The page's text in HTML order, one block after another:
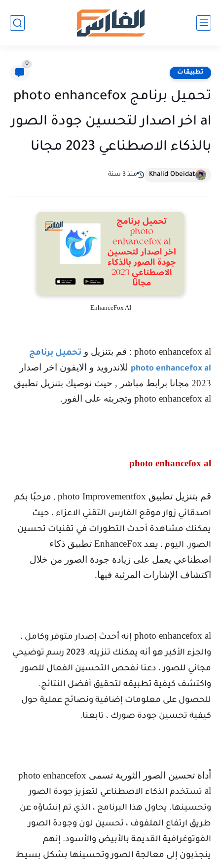
تطبيقات
0
تحميل برنامج photo enhancefox
al اخر اصدار لتحسين جودة الصور
بالذكاء الاصطناعي 2023 مجانا
Khalid Obeidat منذ 3 سنة
EnhanceFox AI
photo enhancefox al : قم بتنزيل و تحميل برنامج
photo enhancefox al للاندرويد و الايفون اخر اصدار
2023 مجانا برابط مباشر , حيث نوصيك بتنزيل تطبيق
photo enhancefox al وتجربته على الفور.
photo enhancefox al
قم بتنزيل تطبيق photo Improvementfox , مرحبًا بكم
اصدقائي زوار موقع الفارس التقني الاعزاء ، حيث
يمكنك مشاهدة أحدث التطورات في تقنيات تحسين
الصور. اليوم ، يعد EnhanceFox تطبيق ذكاء
اصطناعي يعمل على زيادة جودة الصور من خلال
اكتشاف الإشارات المرئية فيها.
photo enhancefox al إنه أحدث إصدار متوفر وكامل ،
والجزء الأكبر هو أنه يمكنك تنزيله. 2023 رسم توضيحي
مجاني للصور ، دعنا نفحص التحسين الفعال للصور
واكتشف كيفية تطبيقه لتحقيق أفضل النتائج.
للحصول على معلومات إضافية ونصائح عملية حول
كيفية تحسين جودة صورك ، تابعنا.
أداة تحسين الصور الثورية تسمى photo enhancefox
al تستخدم الذكاء الاصطناعي لتعزيز جودة الصور
وتحسينها. يحاول هذا البرنامج ، الذي تم إنشاؤه عن
طريق ارتفاع الملفوف ، تحسين لون وجودة الصور
الفوتوغرافية القديمة بالأبيض والأسود. إنهم
ينجذبون إلى معالجة الصور وتحسينها بشكل بسيط